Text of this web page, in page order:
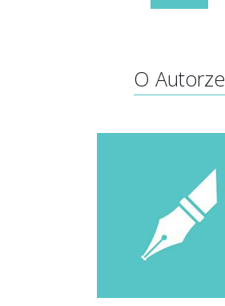
O Autorze